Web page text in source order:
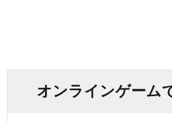
オンラインゲーム